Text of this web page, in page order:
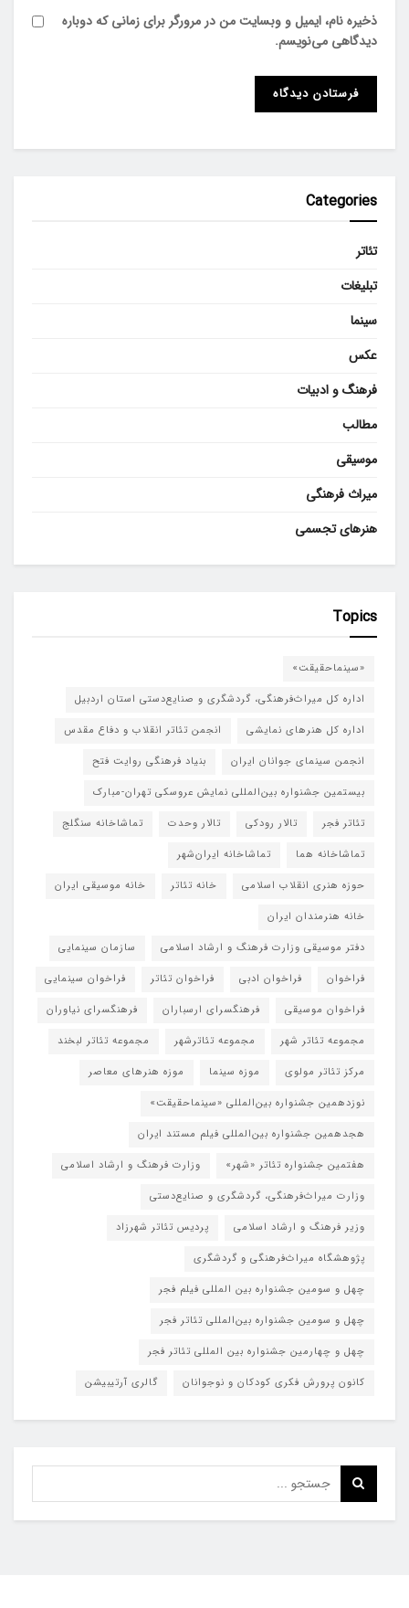
ذخیره نام، ایمیل و وبسایت من در مرورگر برای زمانی که دوباره
دیدگاهی می‌نویسم.
Categories
تئاتر
تبلیغات
سینما
عکس
فرهنگ و ادبیات
مطالب
موسیقی
میراث فرهنگی
هنرهای تجسمی
Topics
«سینماحقیقت»
اداره کل میراث‌فرهنگی، گردشگری و صنایع‌دستی استان اردبیل
اداره کل هنرهای نمایشی
انجمن تئاتر انقلاب و دفاع مقدس
انجمن سینمای جوانان ایران
بنیاد فرهنگی روایت فتح
بیستمین جشنواره بین‌المللی نمایش عروسکی تهران-مبارک
تئاتر فجر
تالار رودکی تالار وحدت
تماشاخانه سنگلج
تماشاخانه هما
تماشاخانه‌ ایران‌شهر
حوزه هنری انقلاب اسلامی
خانه تئاتر
خانه موسیقی ایران
خانه هنرمندان ایران
دفتر موسیقی وزارت فرهنگ و ارشاد اسلامی
سازمان سینمایی
فراخوان
فراخوان ادبی فراخوان تئاتر
فراخوان سینمایی
فراخوان موسیقی
فرهنگسرای ارسباران
فرهنگسرای نیاوران
مجموعه تئاتر شهر
مجموعه تئاترشهر
مجموعه تئاتر لبخند
مرکز تئاتر مولوی
موزه سینما
موزه هنرهای معاصر
نوزدهمین جشنواره بین‌المللی «سینماحقیقت»
هجدهمین جشنواره بین‌المللی فیلم مستند ایران
هفتمین جشنواره تئاتر «شهر»
وزارت فرهنگ و ارشاد اسلامی
وزارت میراث‌فرهنگی، گردشگری و صنایع‌دستی
وزیر فرهنگ و ارشاد اسلامی
پردیس تئاتر شهرزاد
پژوهشگاه میراث‌فرهنگی و گردشگری
چهل و سومین جشنواره بین المللی فیلم فجر
چهل و سومین جشنواره بین‌المللی تئاتر فجر
چهل و چهارمین جشنواره بین المللی تئاتر فجر
کانون پرورش فکری کودکان و نوجوانان
گالری آرتیبیشن